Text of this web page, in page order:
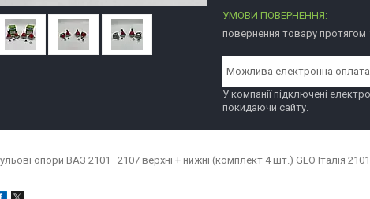
повернення товару протягом
У компанії підключені
покидаючи сайту.
опори ВАЗ 2101–2107 верхні + нижні (комплект 4 шт.) GLO Італія